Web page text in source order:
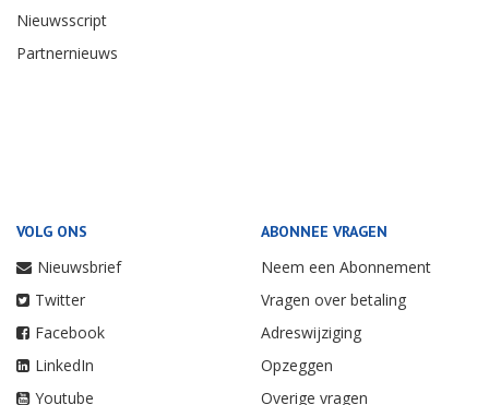
Nieuwsscript
Partnernieuws
VOLG ONS
Nieuwsbrief
Twitter
Facebook
LinkedIn
Youtube
ABONNEE VRAGEN
Neem een Abonnement
Vragen over betaling
Adreswijziging
Opzeggen
Overige vragen